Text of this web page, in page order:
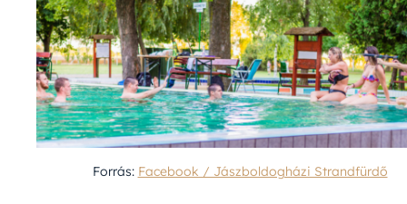
Forrás: Facebook / Jászboldogházi Strandfürdő